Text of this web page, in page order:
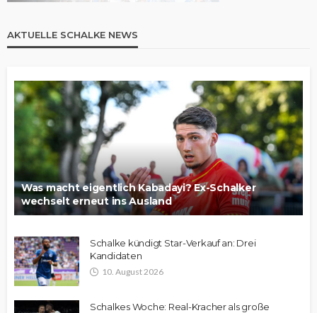
AKTUELLE SCHALKE NEWS
Was macht eigentlich Kabadayi? Ex-Schalker
wechselt erneut ins Ausland
Schalke kündigt Star-Verkauf an: Drei
Kandidaten
10. August 2026
Schalkes Woche: Real-Kracher als große